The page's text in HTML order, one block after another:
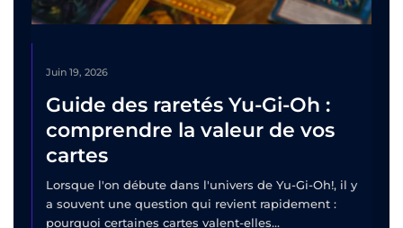
Juin 19, 2026
Guide des raretés Yu-Gi-Oh :
comprendre la valeur de vos
cartes
Lorsque l'on débute dans l'univers de Yu-Gi-Oh!, il y
a souvent une question qui revient rapidement :
pourquoi certaines cartes valent-elles...